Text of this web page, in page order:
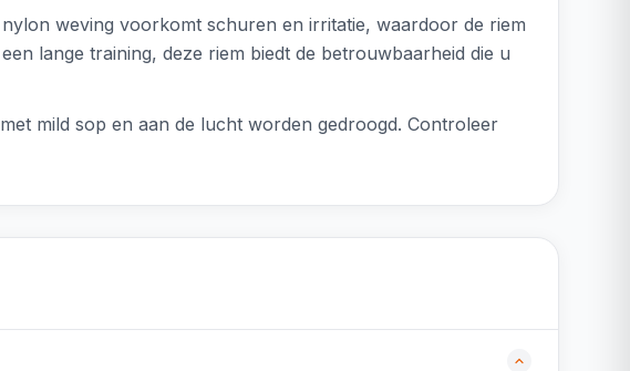
weving voorkomt schuren en irritatie, waardoor de riem
lange training, deze riem biedt de betrouwbaarheid die u
mild sop en aan de lucht worden gedroogd. Controleer